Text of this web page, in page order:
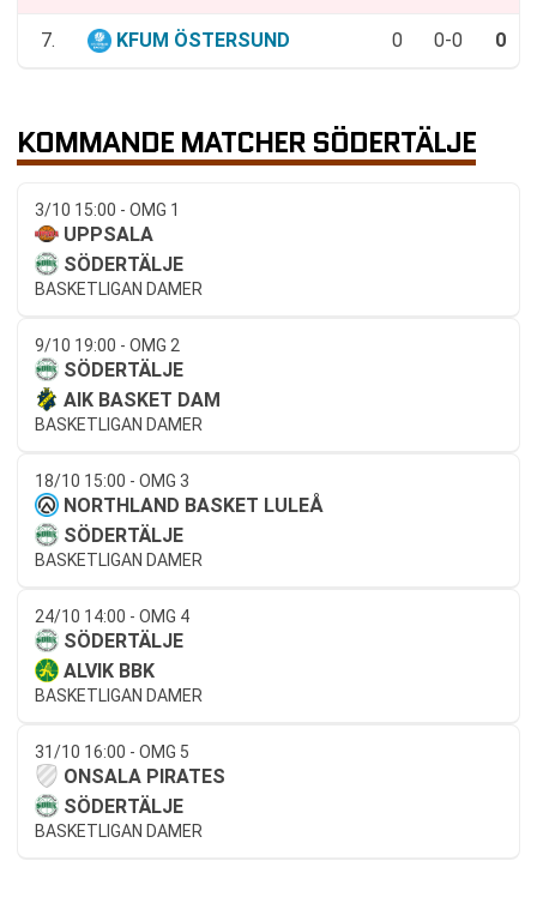
7. KFUM ÖSTERSUND 0 0-0 0
KOMMANDE MATCHER SÖDERTÄLJE
3/10 15:00 - OMG 1
UPPSALA
SÖDERTÄLJE
BASKETLIGAN DAMER
9/10 19:00 - OMG 2
SÖDERTÄLJE
AIK BASKET DAM
BASKETLIGAN DAMER
18/10 15:00 - OMG 3
NORTHLAND BASKET LULEÅ
SÖDERTÄLJE
BASKETLIGAN DAMER
24/10 14:00 - OMG 4
SÖDERTÄLJE
ALVIK BBK
BASKETLIGAN DAMER
31/10 16:00 - OMG 5
ONSALA PIRATES
SÖDERTÄLJE
BASKETLIGAN DAMER